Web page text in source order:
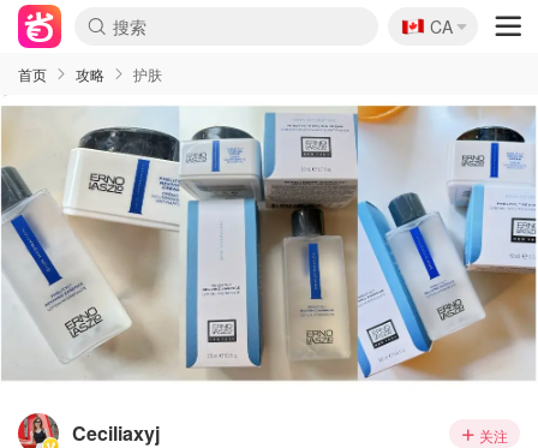
🇨🇦
CA
首页 攻略 护肤
Ceciliaxyj 关注